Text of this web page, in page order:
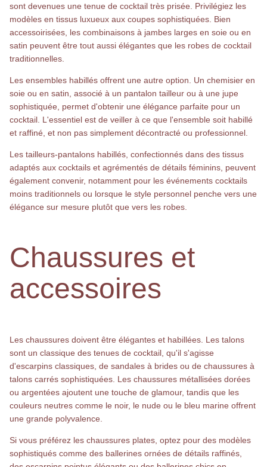
sont devenues une tenue de cocktail très prisée. Privilégiez les
modèles en tissus luxueux aux coupes sophistiquées. Bien
accessoirisées, les combinaisons à jambes larges en soie ou en
satin peuvent être tout aussi élégantes que les robes de cocktail
traditionnelles.
Les ensembles habillés offrent une autre option. Un chemisier en
soie ou en satin, associé à un pantalon tailleur ou à une jupe
sophistiquée, permet d'obtenir une élégance parfaite pour un
cocktail. L'essentiel est de veiller à ce que l'ensemble soit habillé
et raffiné, et non pas simplement décontracté ou professionnel.
Les tailleurs-pantalons habillés, confectionnés dans des tissus
adaptés aux cocktails et agrémentés de détails féminins, peuvent
également convenir, notamment pour les événements cocktails
moins traditionnels ou lorsque le style personnel penche vers une
élégance sur mesure plutôt que vers les robes.
Chaussures et
accessoires
Les chaussures doivent être élégantes et habillées. Les talons
sont un classique des tenues de cocktail, qu'il s'agisse
d'escarpins classiques, de sandales à brides ou de chaussures à
talons carrés sophistiquées. Les chaussures métallisées dorées
ou argentées ajoutent une touche de glamour, tandis que les
couleurs neutres comme le noir, le nude ou le bleu marine offrent
une grande polyvalence.
Si vous préférez les chaussures plates, optez pour des modèles
sophistiqués comme des ballerines ornées de détails raffinés,